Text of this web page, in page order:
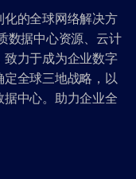
的全球网络解决方
数据中心资源、云计
力于成为企业数字
全球三地战略，以
中心。助力企业全